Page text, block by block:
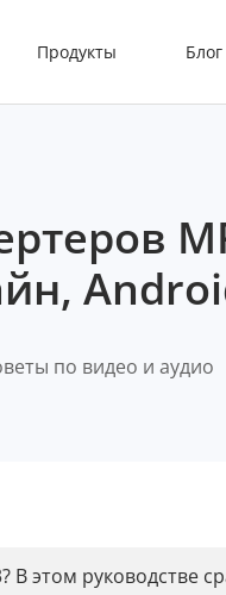
Продукты Блог
по видео и аудио
этом руководстве